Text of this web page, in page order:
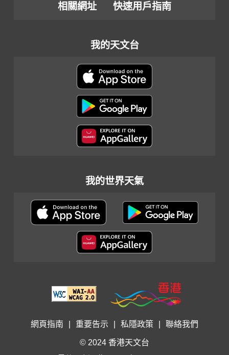
相關網址
快速用戶指南
我的天文台
我的世界天氣
網頁指南 重要告示 私隱政策 聯絡我們
© 2024 香港天文台